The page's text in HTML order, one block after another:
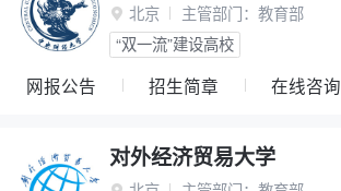
 北京 主管部门： 教育部
“双一流”建设高校
网报公告 招生简章 在线咨询
对外经济贸易大学